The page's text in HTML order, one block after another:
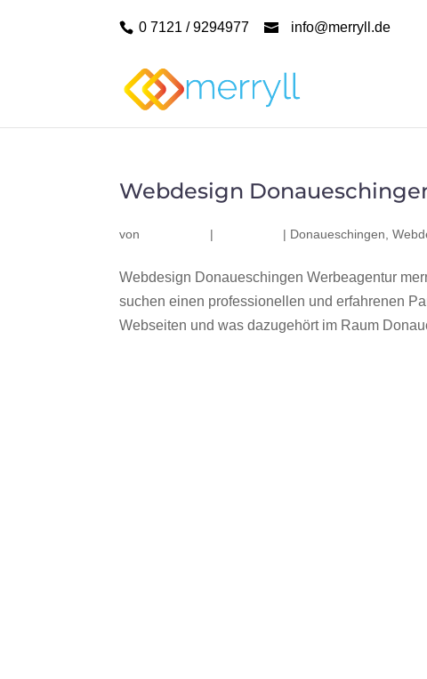
0 7121 / 9294977 info@merryll.de
Webdesign
von | | Donaueschingen ,
Webdesign Donaueschingen Werbeagentur
suchen einen professionellen und erfahrenen
Webseiten und was dazugehört im Raum